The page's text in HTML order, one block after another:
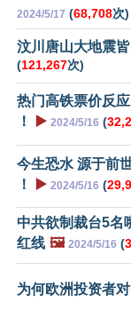
2024/5/17 (68,708次)
汶川唐山大地震
(121,267次)
热门高铁票价反
！
▶️ 2024/5/16 (
今生恐水 源于前
！
▶️ 2024/5/16 (
中共欲制裁台5名
红线 🖼️ 2024/5/16 (
为何欧洲投资者